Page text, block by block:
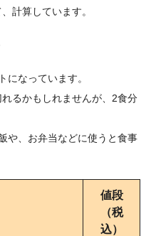
計算しています。
になっています。
るかもしれませんが、2食分
や、お弁当などに使うと食事
値段
（税
込）